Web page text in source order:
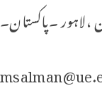
۔پاکستان۔